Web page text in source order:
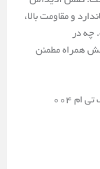
طراحی استاندارد و مقاومت بالا،
چه در
همراه مطمئن
004